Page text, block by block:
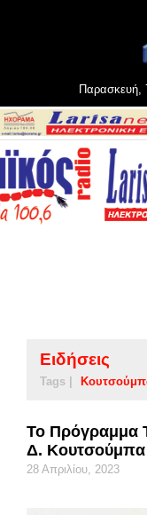
Παρασκευή,
Ειδήσεις
Tags |
Το Πρόγραμμα
Δ.
28 Απριλίου, 2023